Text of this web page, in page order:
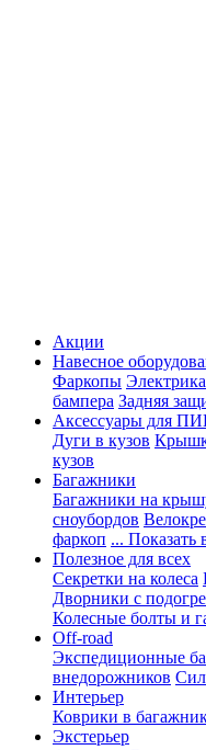
Акции
Навесное
Фаркопы
бампера Задняя
Аксессуары для
Дуги в кузов
кузов
Багажники
Багажники на
сноубордов
фаркоп ... Показать
Полезное для всех
Секретки на колеса
Дворники с
Колесные болты и
Off-road
Экспедиционные
внедорожников
Интерьер
Коврики в
Экстерьер